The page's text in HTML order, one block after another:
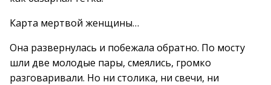
Карта мертвой женщины…
Она развернулась и побежала обратно. По мосту
шли две молодые пары, смеялись, громко
разговаривали. Но ни столика, ни свечи, ни